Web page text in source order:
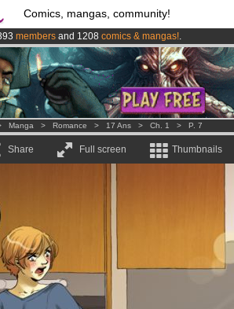
Comics, mangas, community!
members and 1208 comics & mangas!.
from3.95 eurosper month !Get membership
is now LIVE!.
Manga > Romance > 17 Ans > Ch. 1 > P. 7
Share Full screen Thumbnails